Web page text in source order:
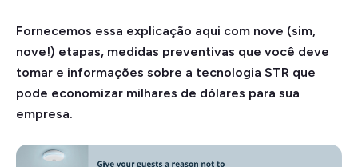
Fornecemos essa explicação aqui com nove (sim,
nove!) etapas, medidas preventivas que você deve
tomar e informações sobre a tecnologia STR que
pode economizar milhares de dólares para sua
empresa.